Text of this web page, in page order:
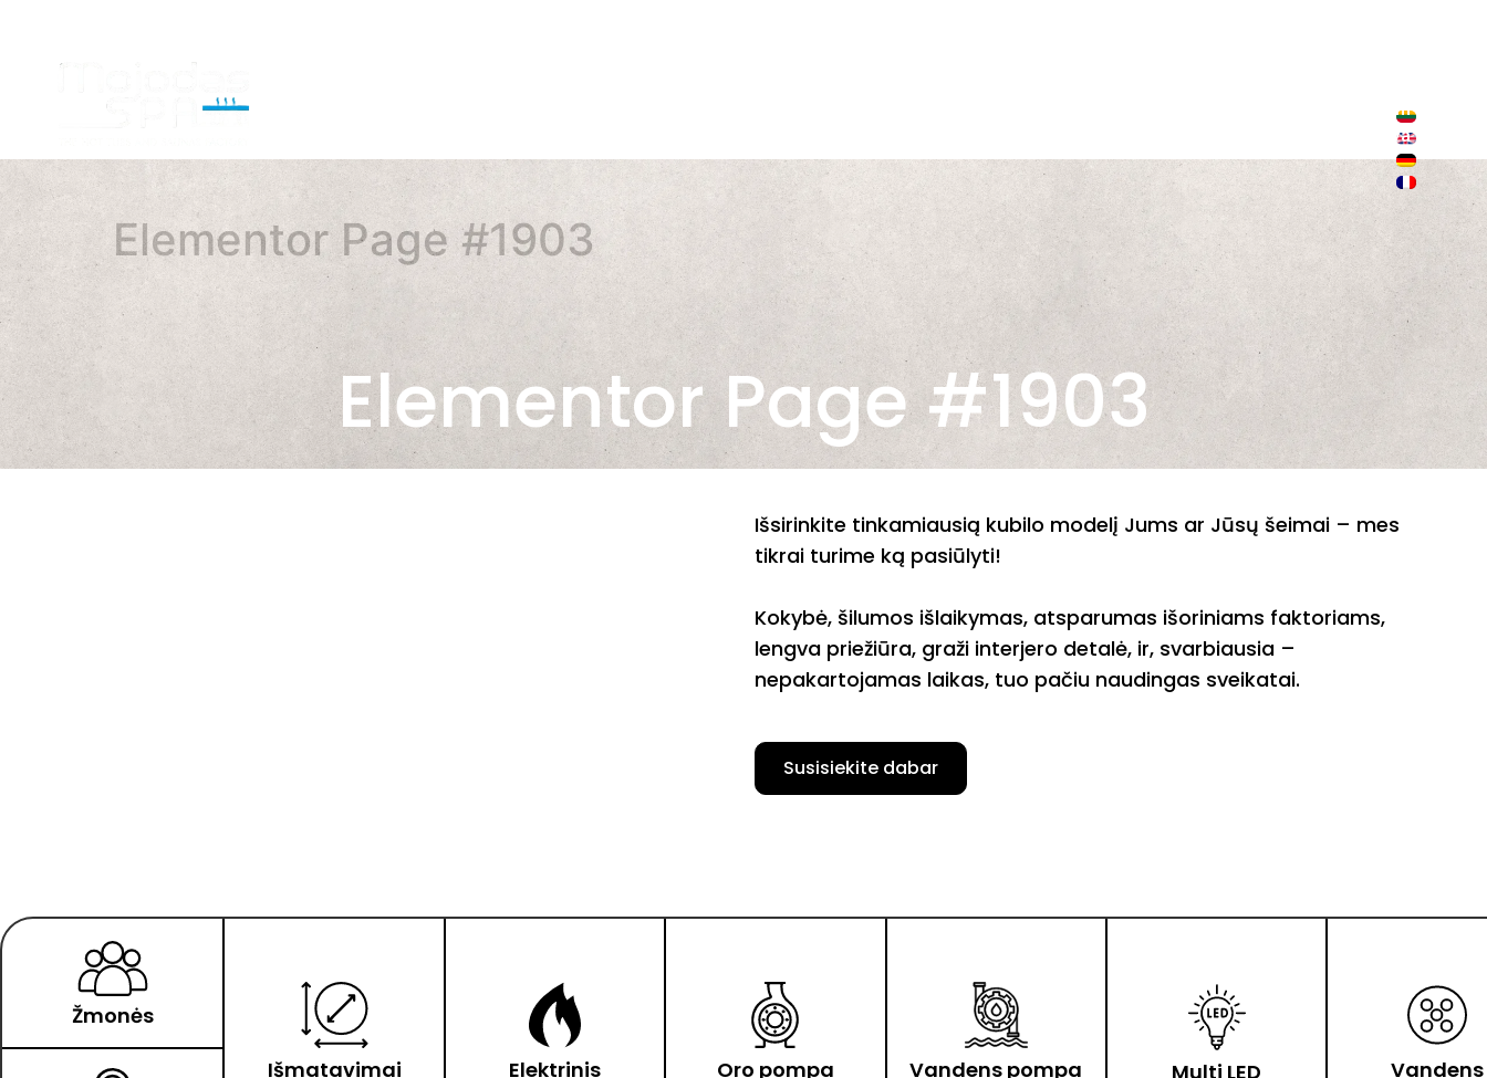
sales@mojodas.com
Sodalės k. 8, Telšių raj., Lietuva
Elementor Page #1903
Elementor Page #1903
Išsirinkite tinkamiausią kubilo modelį Jums ar Jūsų šeimai – mes
tikrai turime ką pasiūlyti!
Kokybė, šilumos išlaikymas, atsparumas išoriniams faktoriams,
lengva priežiūra, graži interjero detalė, ir, svarbiausia –
nepakartojamas laikas, tuo pačiu naudingas sveikatai.
Susisiekite dabar
Žmonės
Išmatavimai
Elektrinis
Oro pompa Vandens pompa Multi LED
Vandens